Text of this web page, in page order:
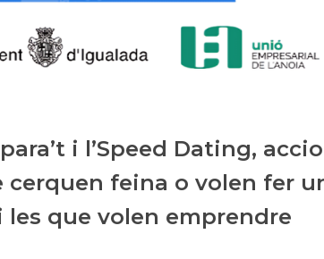
i l’Speed Dating,
cerquen feina o volen fer
les que volen emprendre